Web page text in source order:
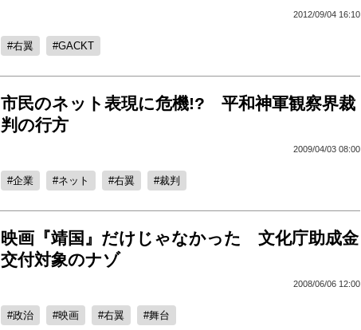
2012/09/04 16:10
右翼 GACKT
市民のネット表現に危機!? 平和神軍観察界裁
判の行方
2009/04/03 08:00
企業 ネット 右翼 裁判
映画『靖国』だけじゃなかった 文化庁助成金
交付対象のナゾ
2008/06/06 12:00
政治 映画 右翼 舞台